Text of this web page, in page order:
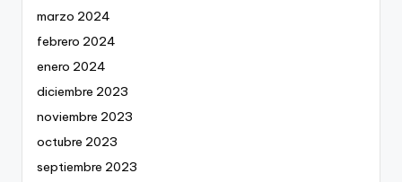
marzo 2024
febrero 2024
enero 2024
diciembre 2023
noviembre 2023
octubre 2023
septiembre 2023